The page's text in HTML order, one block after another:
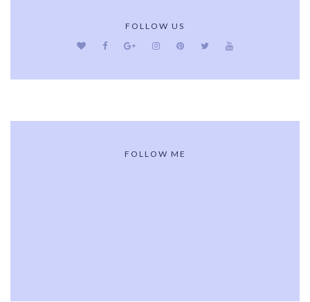
FOLLOW US
FOLLOW ME